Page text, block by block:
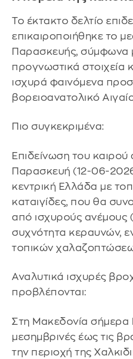
Το έκτακτο δελτίο
επικαιροποιήθηκε το
Παρασκευής, σύμφωνα
προγνωστικά στοιχεία
ισχυρά φαινόμενα
βορειοανατολικό
Πιο συγκεκριμένα:
Επιδείνωση του καιρού
Παρασκευή (12-06-
κεντρική Ελλάδα με
καταιγίδες, που θα
από ισχυρούς ανέμους
συχνότητα κεραυνών,
τοπικών
Αναλυτικά ισχυρές
προβλέπονται:
Στη Μακεδονία σήμερα
μεσημβρινές έως τις
την περιοχή της